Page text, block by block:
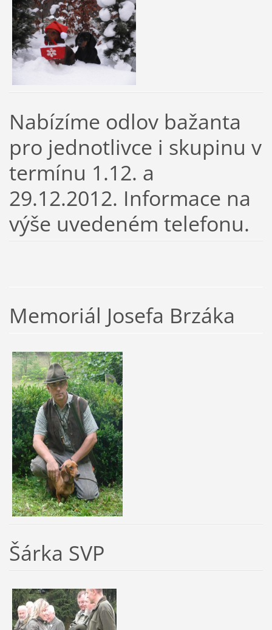
Nabízíme odlov bažanta
pro jednotlivce i skupinu v
termínu 1.12. a
29.12.2012. Informace na
výše uvedeném telefonu.
Memoriál Josefa Brzáka
Šárka SVP